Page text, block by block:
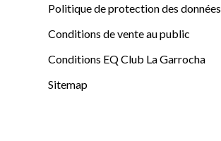
Politique de protection des données
Conditions de vente au public
Conditions EQ Club La Garrocha
Sitemap